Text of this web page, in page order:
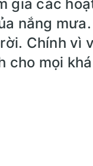
gia các
nắng
Chính vì
cho mọi